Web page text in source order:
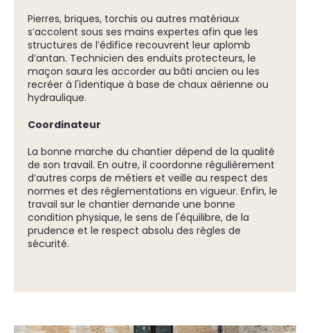
Pierres, briques, torchis ou autres matériaux
s’accolent sous ses mains expertes afin que les
structures de l’édifice recouvrent leur aplomb
d’antan. Technicien des enduits protecteurs, le
maçon saura les accorder au bâti ancien ou les
recréer à l'identique à base de chaux aérienne ou
hydraulique.
Coordinateur
La bonne marche du chantier dépend de la qualité
de son travail. En outre, il coordonne régulièrement
d’autres corps de métiers et veille au respect des
normes et des réglementations en vigueur. Enfin, le
travail sur le chantier demande une bonne
condition physique, le sens de l'équilibre, de la
prudence et le respect absolu des règles de
sécurité.